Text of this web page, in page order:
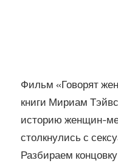
Фильм «Говорят
книги Мириам
историю женщин-
столкнулись с
Разбираем